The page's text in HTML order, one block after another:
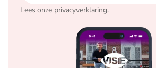
Lees onze privacyverklaring.